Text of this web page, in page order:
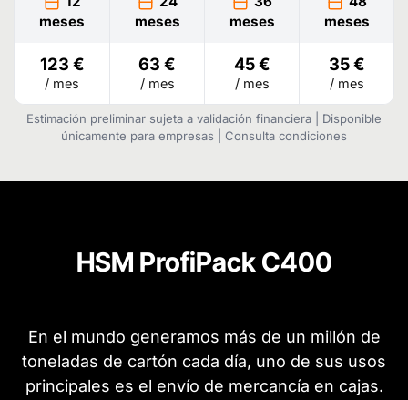
meses
meses
meses
meses
123 €
/ mes
63 €
/ mes
45 €
/ mes
35 €
/ mes
Estimación preliminar sujeta a validación financiera | Disponible
únicamente para empresas | Consulta condiciones
HSM ProfiPack C400
En el mundo generamos más de un millón de
toneladas de cartón cada día, uno de sus usos
principales es el envío de mercancía en cajas.